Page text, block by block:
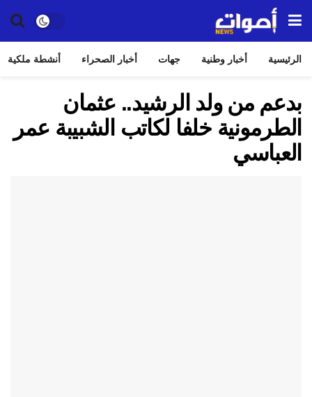
الرئيسية أخبار وطنية جهات أخبار الصحراء أنشطة ملكية
بدعم من ولد الرشيد.. عثمان
الطرمونية خلفا لكاتب الشبيبة عمر
العباسي